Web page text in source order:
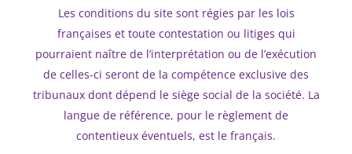
Les conditions du site sont régies par les lois
françaises et toute contestation ou litiges qui
pourraient naître de l’interprétation ou de l’exécution
de celles-ci seront de la compétence exclusive des
tribunaux dont dépend le siège social de la société. La
langue de référence, pour le règlement de
contentieux éventuels, est le français.